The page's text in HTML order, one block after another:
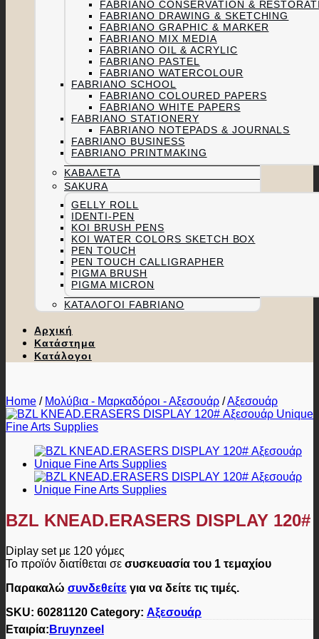
FABRIANO CONSERVATION &
FABRIANO DRAWING & SKETCHING
FABRIANO GRAPHIC & MARKER
FABRIANO MIX MEDIA
FABRIANO OIL & ACRYLIC
FABRIANO PASTEL
FABRIANO WATERCOLOUR
FABRIANO SCHOOL
FABRIANO COLOURED PAPERS
FABRIANO WHITE PAPERS
FABRIANO STATIONERY
FABRIANO NOTEPADS & JOURNALS
FABRIANO BUSINESS
FABRIANO PRINTMAKING
ΚΑΒΑΛΈΤΑ
SAKURA
GELLY ROLL
IDENTI-PEN
KOI BRUSH PENS
KOI WATER COLORS SKETCH BOX
PEN TOUCH
PEN TOUCH CALLIGRAPHER
PIGMA BRUSH
PIGMA MICRON
ΚΑΤΆΛΟΓΟΙ FABRIANO
Αρχική
Κατάστημα
Κατάλογοι
Home / Μολύβια - Μαρκαδόροι - Αξεσουάρ /Αξεσουάρ
BZL KNEAD.ERASERS DISPLAY 120#
Diplay set με 120 γόμες
Το προϊόν διατίθεται σε συσκευασία του 1 τεμαχίου
Παρακαλώ συνδεθείτε για να δείτε τις τιμές.
SKU: 60281120 Category: Αξεσουάρ
Εταιρία: Bruynzeel